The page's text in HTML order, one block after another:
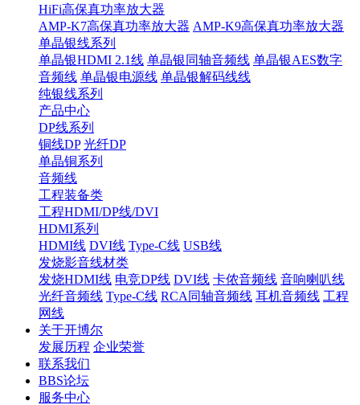
HiFi高保真功率放大器
AMP-K7高保真功率放大器 AMP-K9高保真功率放大器
单晶银线系列
单晶银HDMI 2.1线 单晶银同轴音频线 单晶银AES数字
音频线 单晶银电源线 单晶银解码线线
纯银线系列
产品中心
DP线系列
铜线DP 光纤DP
单晶铜系列
音频线
工程装备类
工程HDMI/DP线/DVI
HDMI系列
HDMI线 DVI线 Type-C线 USB线
发烧影音线材类
发烧HDMI线 电竞DP线 DVI线 卡侬音频线 音响喇叭线
光纤音频线 Type-C线 RCA同轴音频线 耳机音频线 工程
网线
关于开博尔
发展历程 企业荣誉
联系我们
BBS论坛
服务中心